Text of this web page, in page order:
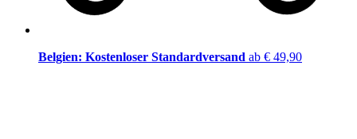
Belgien: Kostenloser Standardversand ab € 49,90